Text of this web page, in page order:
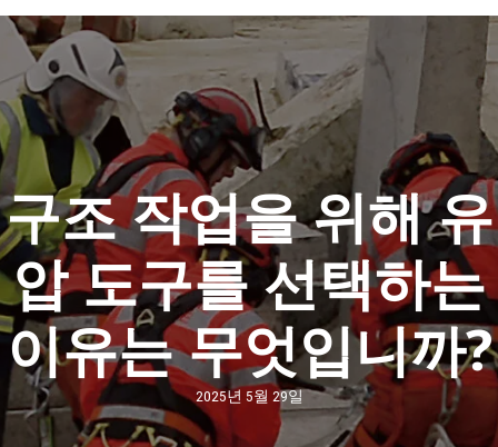
구조 작업을 위해 유
압 도구를 선택하는
이유는 무엇입니까?
2025년 5월 29일